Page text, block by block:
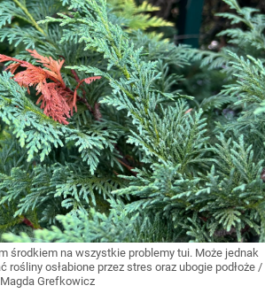
środkiem na wszystkie problemy tui. Może jednak
rośliny osłabione przez stres oraz ubogie podłoże /
Magda Grefkowicz